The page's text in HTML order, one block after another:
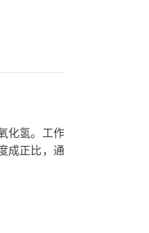
化氢。工作
成正比，通